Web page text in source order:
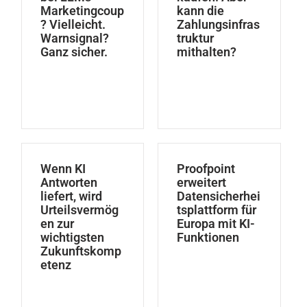
Marketingcoup
? Vielleicht.
Warnsignal?
Ganz sicher.
kann die
Zahlungsinfras
truktur
mithalten?
Wenn KI
Antworten
liefert, wird
Urteilsvermög
en zur
wichtigsten
Zukunftskomp
etenz
Proofpoint
erweitert
Datensicherhei
tsplattform für
Europa mit KI-
Funktionen